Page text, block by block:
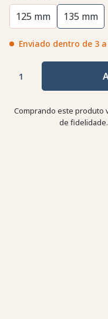
125 mm 135 mm
Enviado dentro de 3
Comprando este produto
de